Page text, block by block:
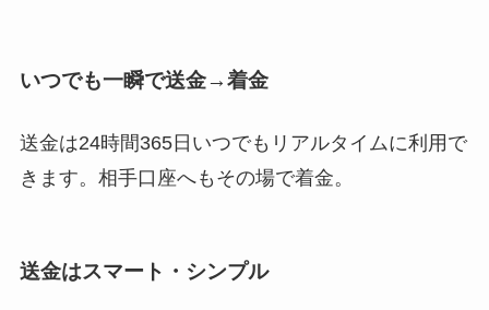
いつでも一瞬で送金→着金
送金は24時間365日いつでもリアルタイムに利用で
きます。相手口座へもその場で着金。
送金はスマート・シンプル